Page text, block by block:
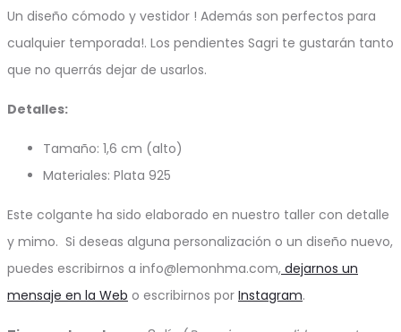
Un diseño cómodo y vestidor ! Además son perfectos para
cualquier temporada!. Los pendientes Sagri te gustarán tanto
que no querrás dejar de usarlos.
Detalles:
Tamaño: 1,6 cm (alto)
Materiales: Plata 925
Este colgante ha sido elaborado en nuestro taller con detalle
y mimo. Si deseas alguna personalización o un diseño nuevo,
puedes escribirnos a info@lemonhma.com, dejarnos un
mensaje en la Web o escribirnos por Instagram.